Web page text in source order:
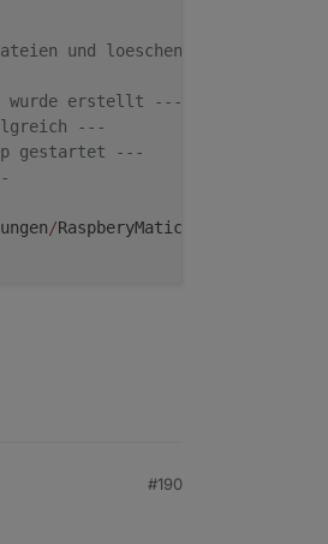
und loeschen erfolgreich ---
wurde erstellt ---
---
gestartet ---
/RaspberyMatic
#190